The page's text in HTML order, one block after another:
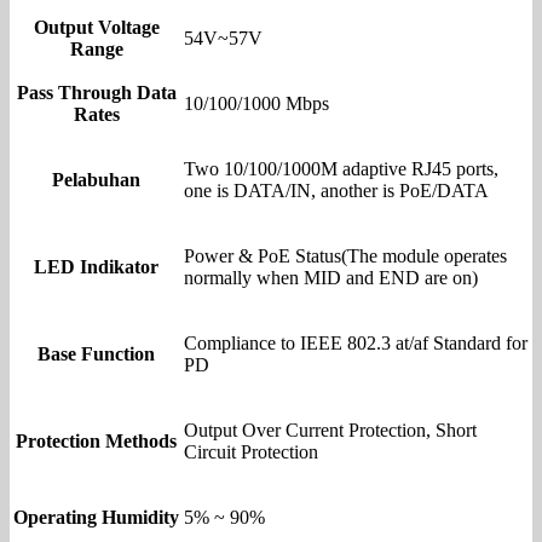
Output Voltage
Range
54V~57V
Pass Through Data
Rates
10/100/1000 Mbps
Pelabuhan
Two 10/100/1000M adaptive RJ45 ports,
one is DATA/IN, another is PoE/DATA
LED Indikator
Power & PoE Status(The module operates
normally when MID and END are on)
Base Function
Compliance to IEEE 802.3 at/af Standard for
PD
Protection Methods
Output Over Current Protection, Short
Circuit Protection
Operating Humidity 5% ~ 90%